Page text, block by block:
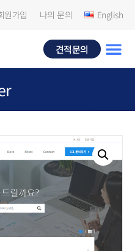
원가입 나의 문의 English
견적문의